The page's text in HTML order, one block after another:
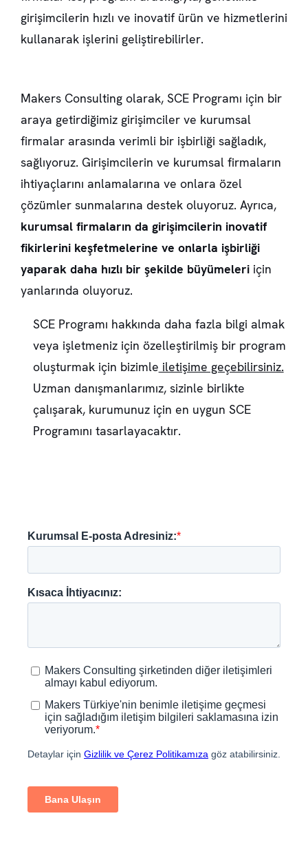
girişimcilerin hızlı ve inovatif ürün ve hizmetlerini
kullanarak işlerini geliştirebilirler.
Makers Consulting olarak, SCE Programı için bir
araya getirdiğimiz girişimciler ve kurumsal
firmalar arasında verimli bir işbirliği sağladık,
sağlıyoruz. Girişimcilerin ve kurumsal firmaların
ihtiyaçlarını anlamalarına ve onlara özel
çözümler sunmalarına destek oluyoruz. Ayrıca,
kurumsal firmaların da girişimcilerin inovatif
fikirlerini keşfetmelerine ve onlarla işbirliği
yaparak daha hızlı bir şekilde büyümeleri için
yanlarında oluyoruz.
SCE Programı hakkında daha fazla bilgi almak
veya işletmeniz için özelleştirilmiş bir program
oluşturmak için bizimle iletişime geçebilirsiniz.
Uzman danışmanlarımız, sizinle birlikte
çalışarak, kurumunuz için en uygun SCE
Programını tasarlayacaktır.